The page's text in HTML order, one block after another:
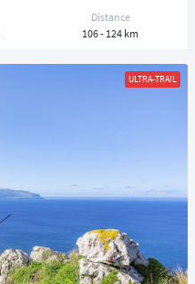
Distance
106 - 124 km
ULTRA-TRAIL